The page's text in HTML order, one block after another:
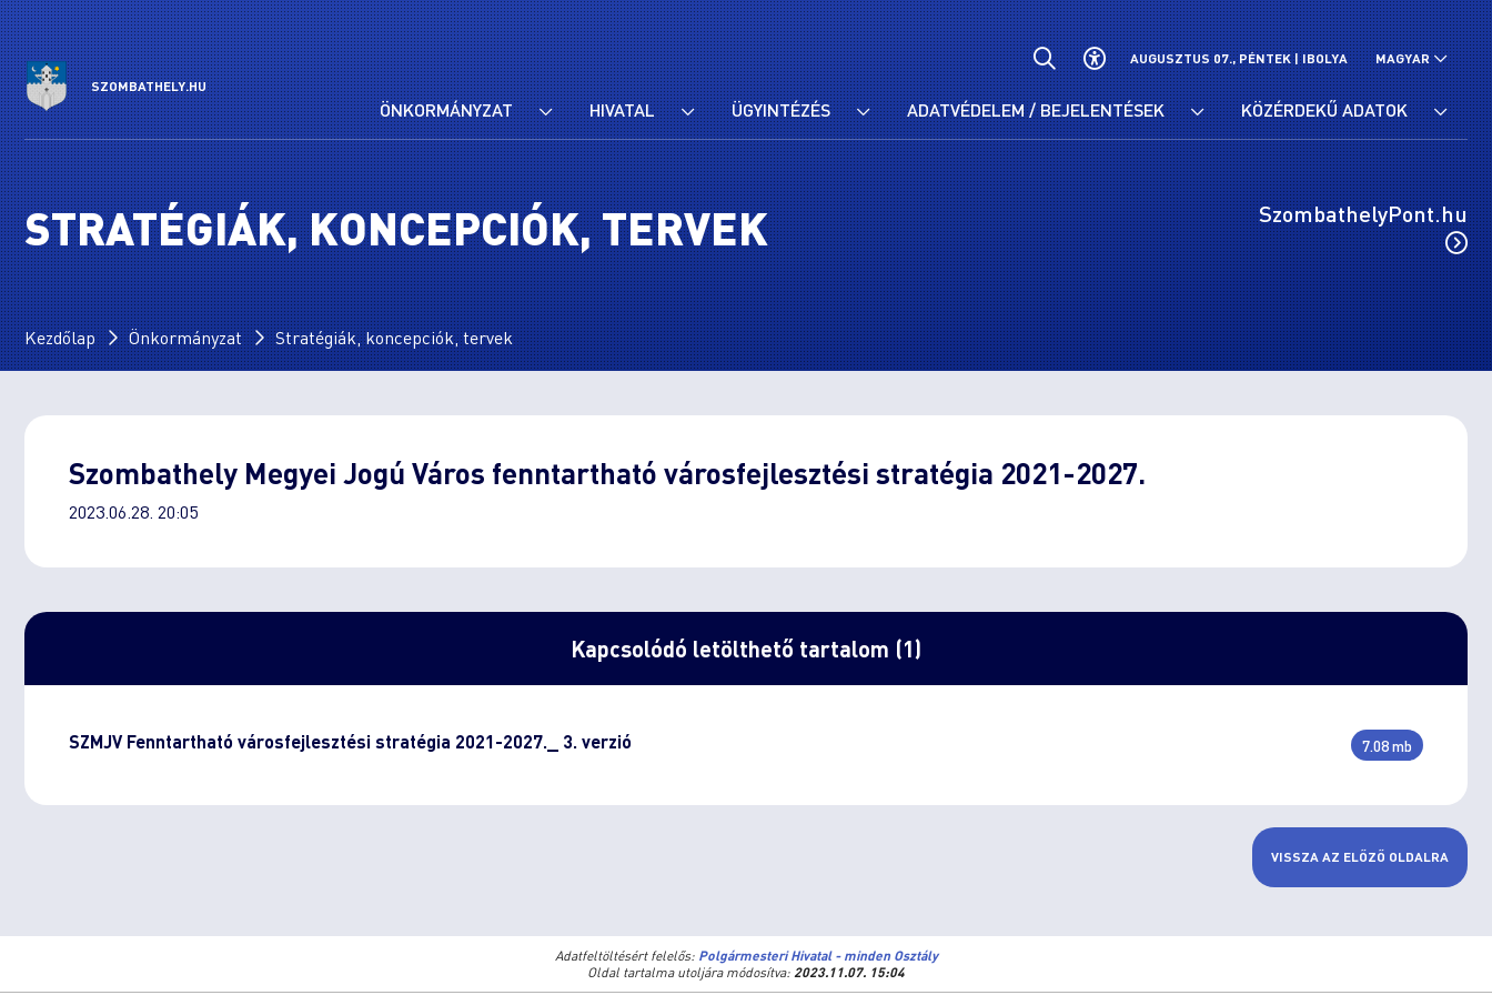
SZOMBATHELY.HU
AUGUSZTUS 07., PÉNTEK |IBOLYA MAGYAR
ÖNKORMÁNYZAT HIVATAL ÜGYINTÉZÉS ADATVÉDELEM / BEJELENTÉSEK KÖZÉRDEKŰ ADATOK
STRATÉGIÁK, KONCEPCIÓK, TERVEK SzombathelyPont.hu
Kezdőlap Önkormányzat Stratégiák, koncepciók, tervek
Szombathely Megyei Jogú Város fenntartható városfejlesztési stratégia 2021-2027.
2023.06.28. 20:05
Kapcsolódó letölthető tartalom (1)
SZMJV Fenntartható városfejlesztési stratégia 2021-2027._ 3. verzió 7.08 mb
VISSZA AZ ELŐZŐ OLDALRA
Adatfeltöltésért felelős: Polgármesteri Hivatal - minden Osztály
Oldal tartalma utoljára módosítva: 2023.11.07. 15:04